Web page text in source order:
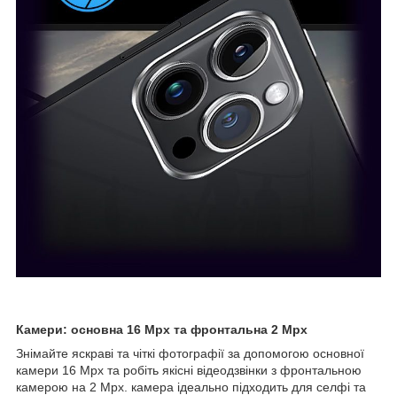
Камери: основна 16 Mpx та фронтальна 2 Mpx
Знімайте яскраві та чіткі фотографії за допомогою основної
камери 16 Mpx та робіть якісні відеодзвінки з фронтальною
камерою на 2 Mpx. камера ідеально підходить для селфі та